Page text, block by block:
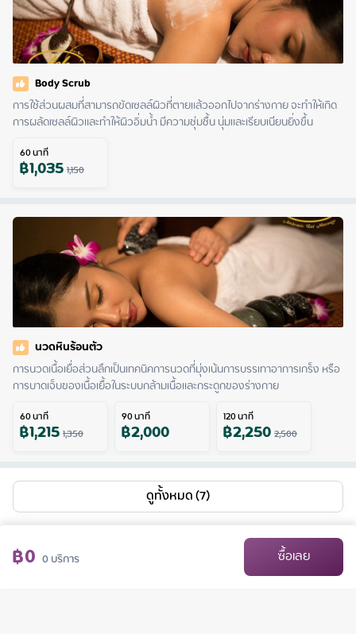
Body Scrub
การใช้ส่วนผสมที่สามารถขัดเซลล์ผิวที่ตายแล้วออกไปจากร่างกาย จะทำให้เกิด
การผลัดเซลล์ผิวและทำให้ผิวอิ่มน้ำ มีความชุ่มชื้น นุ่มและเรียบเนียนยิ่งขึ้น
60นาที
฿1,0351,150
นวดหินร้อนตัว
การนวดเนื้อเยื่อส่วนลึกเป็นเทคนิคการนวดที่มุ่งเน้นการบรรเทาอาการเกร็ง หรือ
การบาดเจ็บของเนื้อเยื้อในระบบกล้ามเนื้อและกระดูกของร่างกาย
60นาที
฿1,2151,350
90นาที
฿2,000 120นาที
฿2,2502,500
ดูทั้งหมด (7)
฿0 0บริการ ซื้อเลย